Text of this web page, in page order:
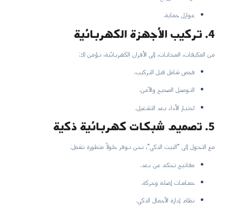
عوازل حماية.
4. تركيب الأجهزة الكهربائية
من المكيفات، السخانات، إلى الأفران الكهربائية، نؤمن لك:
فحص شامل قبل التركيب.
التوصيل الصحيح والآمن.
اختبار الأداء بعد التشغيل.
5. تصميم شبكات كهربائية ذكية
مع التحول إلى “البيت الذكي”، نحن نوفر حلولاً متطورة تشمل:
مفاتيح تحكم عن بعد.
حساسات إضاءة وحركة.
نظام إدارة الأحمال الذكي.